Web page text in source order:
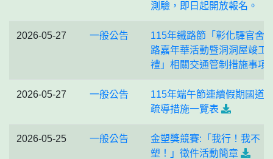
測驗，即日起開放報名。
2026-05-27 一般公告
115年鐵路節「彰化驛官舍
路嘉年華活動暨洞洞屋竣工
禮」相關交通管制措施事項
2026-05-27 一般公告
115年端午節連續假期國道
疏導措施一覽表
2026-05-25 一般公告
金塑獎競賽:「我行！我不
塑！」徵件活動簡章